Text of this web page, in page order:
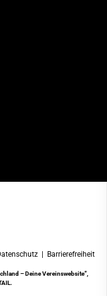
| Barrierefreiheit
– Deine Vereinswebsite”,